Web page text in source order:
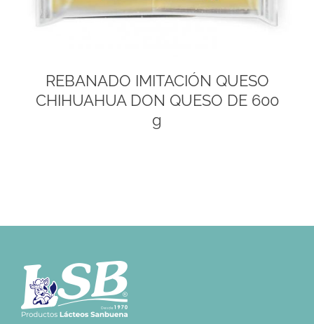
REBANADO IMITACIÓN QUESO
CHIHUAHUA DON QUESO DE 600
g